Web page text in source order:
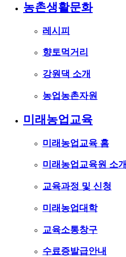
농촌생활문화
레시피
향토먹거리
강원댁 소개
농업농촌자원
미래농업교육
미래농업교육 홈
미래농업교육원 소개
교육과정 및 신청
미래농업대학
교육소통창구
수료증발급안내